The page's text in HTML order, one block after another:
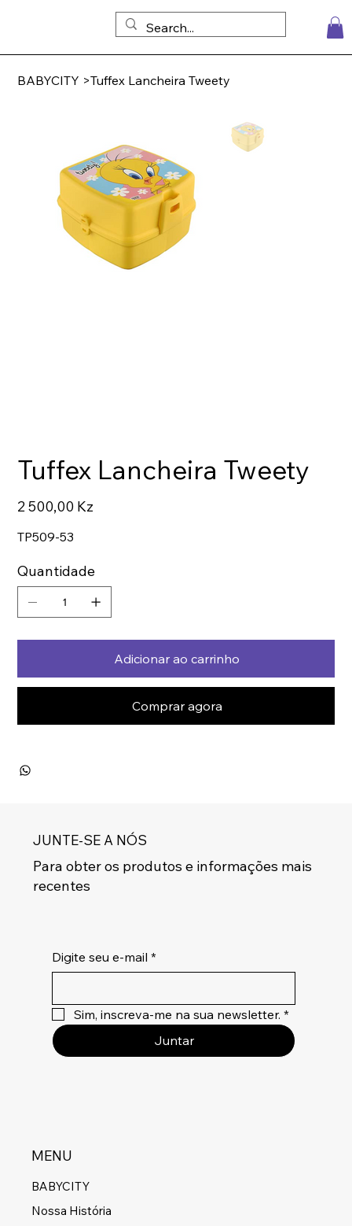
BABYCITY >Tuffex Lancheira Tweety
Tuffex Lancheira Tweety
Preço
2 500,00 Kz
TP509-53
Quantidade
Adicionar ao carrinho
Comprar agora
JUNTE-SE A NÓS
Para obter os produtos e informações mais
recentes
Digite seu e-mail *
Sim, inscreva-me na sua newsletter. *
Juntar
MENU
BABYCITY
Nossa História